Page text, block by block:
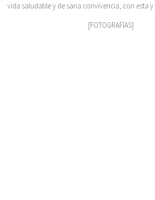
vida saludable y de sana convivencia, con esta
[FOTOGRAFÍAS]